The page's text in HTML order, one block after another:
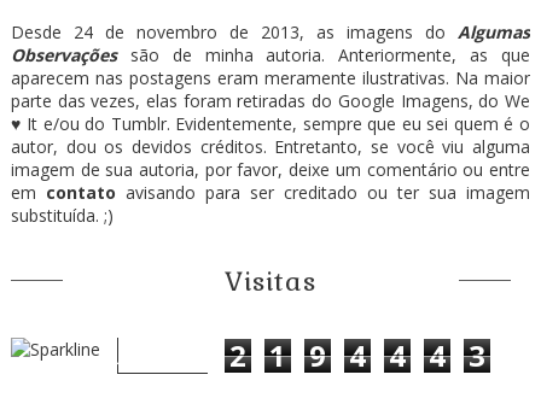
Desde 24 de novembro de 2013, as imagens doAlgumas
Observaçõessão de minha autoria. Anteriormente, as que
aparecem nas postagens eram meramente ilustrativas. Na maior
parte das vezes, elas foram retiradas do Google Imagens, do We
♥ It e/ou do Tumblr. Evidentemente, sempre que eu sei quem é o
autor, dou os devidos créditos. Entretanto, se você viu alguma
imagem de sua autoria, por favor, deixe um comentário ou entre
em contato avisando para ser creditado ou ter sua imagem
substituída. ;)
Visitas
2 1 9 4 4 4 3